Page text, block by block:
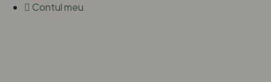
Contul meu